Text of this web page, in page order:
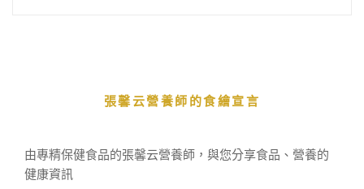
張馨云營養師的食繪宣言
由專精保健食品的張馨云營養師，與您分享食品、營養的
健康資訊